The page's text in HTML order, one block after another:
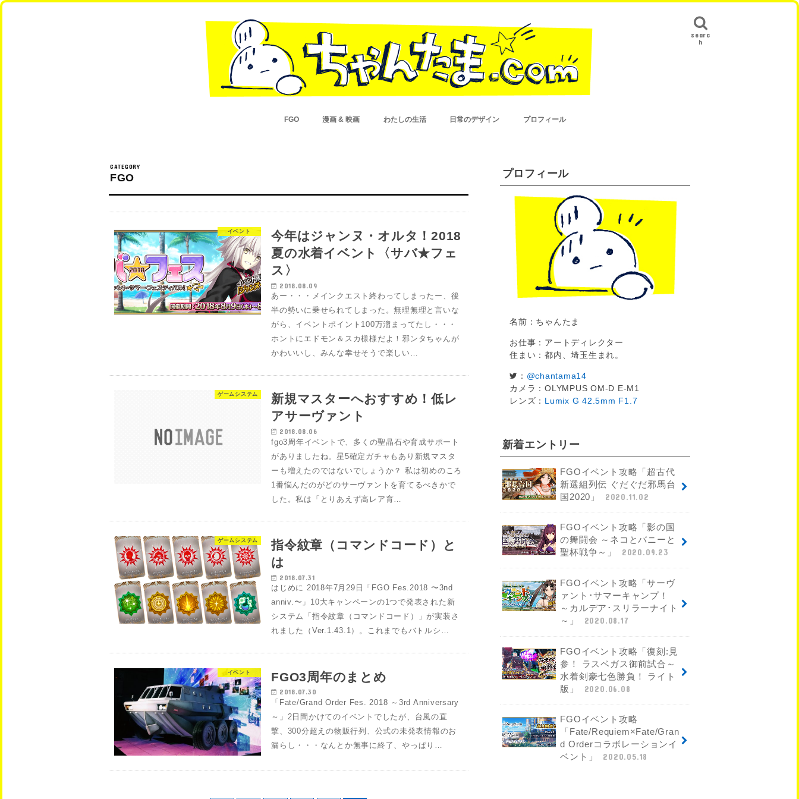
searc
h
FGO 漫画 & 映画 わたしの生活 日常のデザイン プロフィール
FGO
イベント
今年はジャンヌ・オルタ！2018
夏の水着イベント〈サバ★フェ
ス〉
2018.08.09
あー・・・メインクエスト終わってしまったー、後
半の勢いに乗せられてしまった。無理無理と言いな
がら、イベントポイント100万溜まってたし・・・
ホントにエドモン＆スカ様様だよ！邪ンタちゃんが
かわいいし、みんな幸せそうで楽しい…
ゲームシステム
新規マスターへおすすめ！低レ
アサーヴァント
2018.08.06
fgo3周年イベントで、多くの聖晶石や育成サポート
がありましたね。星5確定ガチャもあり新規マスタ
ーも増えたのではないでしょうか？ 私は初めのころ
1番悩んだのがどのサーヴァントを育てるべきかで
した。私は「とりあえず高レア育…
ゲームシステム
指令紋章（コマンドコード）と
は
2018.07.31
はじめに 2018年7月29日「FGO Fes.2018 〜3nd
anniv.〜」10大キャンペーンの1つで発表された新
システム「指令紋章（コマンドコード）」が実装さ
れました（Ver.1.43.1）。これまでもバトルシ…
イベント FGO3周年のまとめ
2018.07.30
「Fate/Grand Order Fes. 2018 ～3rd Anniversary
～」2日間かけてのイベントでしたが、台風の直
撃、300分超えの物販行列、公式の未発表情報のお
漏らし・・・なんとか無事に終了、やっぱり…
プロフィール
名前：ちゃんたま
お仕事：アートディレクター
住まい：都内、埼玉生まれ。
： @chantama14
カメラ：OLYMPUS OM-D E-M1
レンズ： Lumix G 42.5mm F1.7
新着エントリー
FGOイベント攻略「超古代
新選組列伝 ぐだぐだ邪馬台
国2020」
2020.11.02
FGOイベント攻略「影の国
の舞闘会 ～ネコとバニーと
聖杯戦争～」
2020.09.23
FGOイベント攻略「サーヴ
ァント･サマーキャンプ！
～カルデア･スリラーナイト
～」
2020.08.17
FGOイベント攻略「復刻:見
参！ ラスベガス御前試合～
水着剣豪七色勝負！ ライト
版」
2020.06.08
FGOイベント攻略
「Fate/Requiem×Fate/Gran
d Orderコラボレーションイ
ベント」
2020.05.18